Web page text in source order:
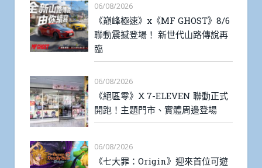
06/08/2026
《巔峰極速》x《MF GHOST》8/6
聯動震撼登場！ 新世代山路傳說再
臨
06/08/2026
《絕區零》X 7-ELEVEN 聯動正式
開跑！主題門市、實體周邊登場
06/08/2026
《七大罪：Origin》迎來首位可遊